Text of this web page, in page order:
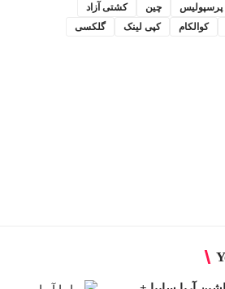
پرسپولیس چین
کشتی آزاد
کوالکام کپی لینک
گلکسی